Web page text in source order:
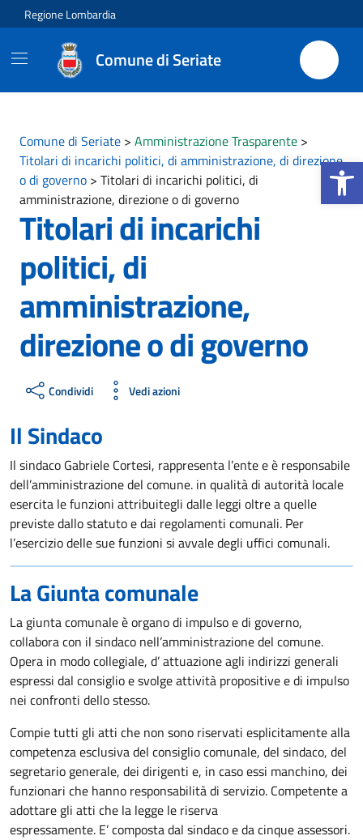
Apri la
Vai ai contenuti
Vai al footer
Regione Lombardia
Comune di Seriate
Comune di Seriate > Amministrazione Trasparente >
Titolari di incarichi politici, di amministrazione, di direzione
o di governo > Titolari di incarichi politici, di
amministrazione, direzione o di governo
Titolari di incarichi
politici, di
amministrazione,
direzione o di governo
Condividi Vedi azioni
Il Sindaco
Il sindaco Gabriele Cortesi, rappresenta l’ente e è responsabile
dell’amministrazione del comune. in qualità di autorità locale
esercita le funzioni attribuitegli dalle leggi oltre a quelle
previste dallo statuto e dai regolamenti comunali. Per
l’esercizio delle sue funzioni si avvale degli uffici comunali.
La Giunta comunale
La giunta comunale è organo di impulso e di governo,
collabora con il sindaco nell’amministrazione del comune.
Opera in modo collegiale, d’ attuazione agli indirizzi generali
espressi dal consiglio e svolge attività propositive e di impulso
nei confronti dello stesso.
Compie tutti gli atti che non sono riservati esplicitamente alla
competenza esclusiva del consiglio comunale, del sindaco, del
segretario generale, dei dirigenti e, in caso essi manchino, dei
funzionari che hanno responsabilità di servizio. Competente a
adottare gli atti che la legge le riserva
espressamente. E’ composta dal sindaco e da cinque assessori.